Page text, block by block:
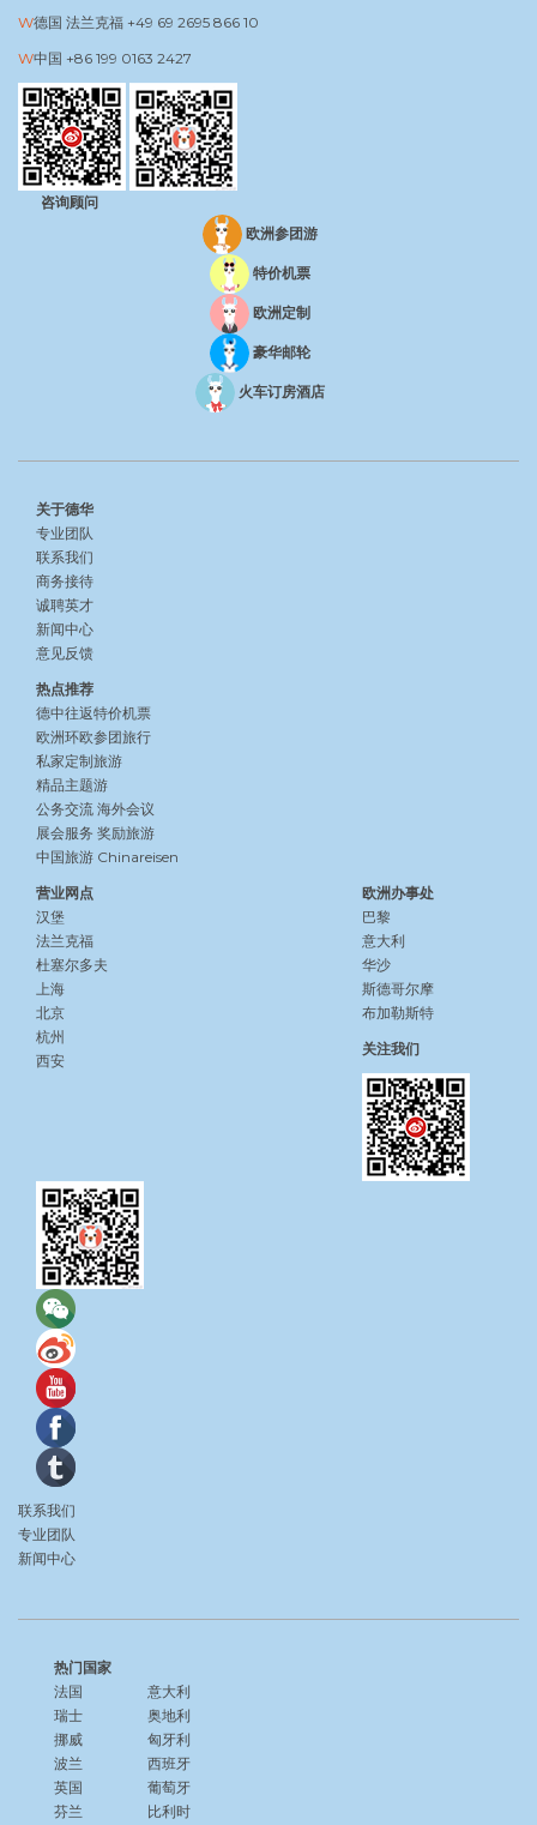
德国 法兰克福 +49 69 2695 866 10
中国 +86 199 0163 2427
咨询顾问
欧洲参团游
特价机票
欧洲定制
豪华邮轮
火车订房酒店
关于德华
专业团队
联系我们
商务接待
诚聘英才
新闻中心
意见反馈
热点推荐
德中往返特价机票
欧洲环欧参团旅行
私家定制旅游
精品主题游
公务交流 海外会议
展会服务 奖励旅游
中国旅游 Chinareisen
营业网点
汉堡
法兰克福
杜塞尔多夫
上海
北京
杭州
西安
欧洲办事处
巴黎
意大利
华沙
斯德哥尔摩
布加勒斯特
关注我们
联系我们
专业团队
新闻中心
热门国家
法国
瑞士
挪威
波兰
英国
芬兰
意大利
奥地利
匈牙利
西班牙
葡萄牙
比利时